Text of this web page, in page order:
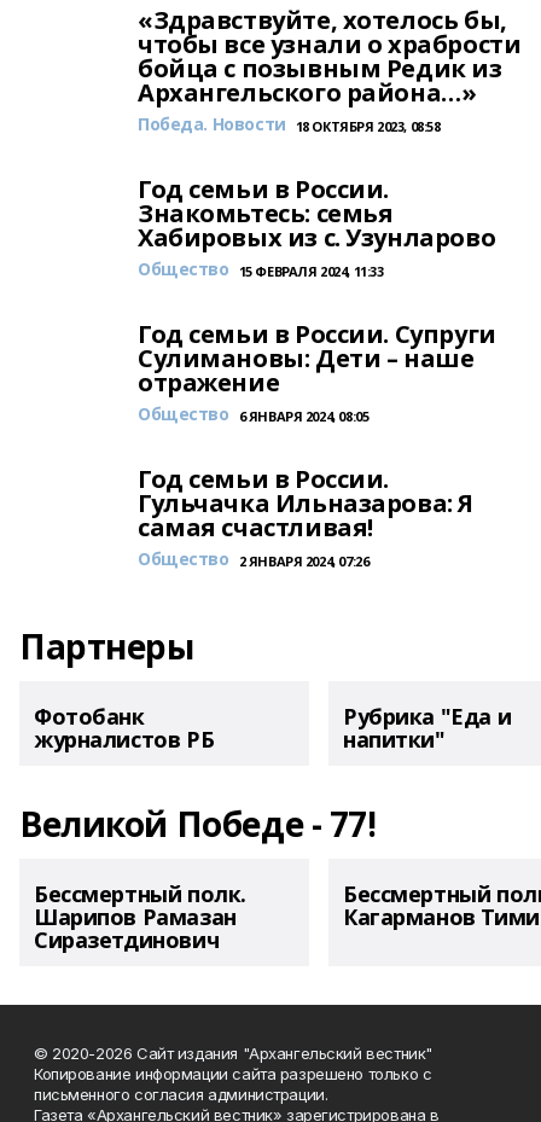
«Здравствуйте, хотелось бы,
чтобы все узнали о храбрости
бойца с позывным Редик из
Архангельского района…»
Победа. Новости 18 ОКТЯБРЯ 2023, 08:58
Год семьи в России.
Знакомьтесь: семья
Хабировых из с. Узунларово
Общество 15 ФЕВРАЛЯ 2024, 11:33
Год семьи в России. Супруги
Сулимановы: Дети – наше
отражение
Общество 6 ЯНВАРЯ 2024, 08:05
Год семьи в России.
Гульчачка Ильназарова: Я
самая счастливая!
Общество 2 ЯНВАРЯ 2024, 07:26
Партнеры
Фотобанк
журналистов РБ
Рубрика "Еда и
напитки"
Великой Победе - 77!
Бессмертный полк.
Шарипов Рамазан
Сиразетдинович
Бессмертный
Кагарманов
© 2020-2026 Сайт издания "Архангельский вестник"
Копирование информации сайта разрешено только с
письменного согласия администрации.
Газета «Архангельский вестник» зарегистрирована в